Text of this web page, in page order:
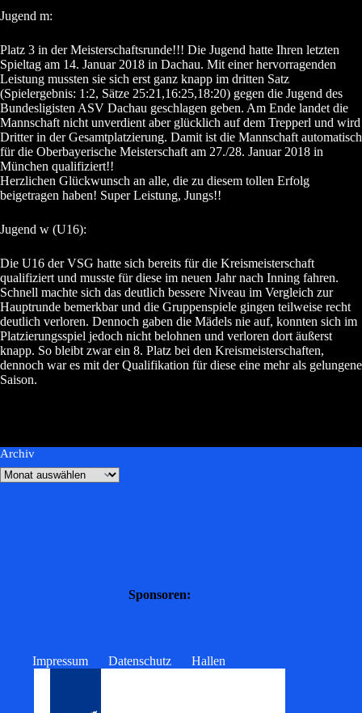
Jugend m:
Platz 3 in der Meisterschaftsrunde!!! Die Jugend hatte Ihren letzten
Spieltag am 14. Januar 2018 in Dachau. Mit einer hervorragenden
Leistung mussten sie sich erst ganz knapp im dritten Satz
(Spielergebnis: 1:2, Sätze 25:21,16:25,18:20) gegen die Jugend des
Bundesligisten ASV Dachau geschlagen geben. Am Ende landet die
Mannschaft nicht unverdient aber glücklich auf dem Trepperl und wird
Dritter in der Gesamtplatzierung. Damit ist die Mannschaft automatisch
für die Oberbayerische Meisterschaft am 27./28. Januar 2018 in
München qualifiziert!!
Herzlichen Glückwunsch an alle, die zu diesem tollen Erfolg
beigetragen haben! Super Leistung, Jungs!!
Jugend w (U16):
Die U16 der VSG hatte sich bereits für die Kreismeisterschaft
qualifiziert und musste für diese im neuen Jahr nach Inning fahren.
Schnell machte sich das deutlich bessere Niveau im Vergleich zur
Hauptrunde bemerkbar und die Gruppenspiele gingen teilweise recht
deutlich verloren. Dennoch gaben die Mädels nie auf, konnten sich im
Platzierungsspiel jedoch nicht belohnen und verloren dort äußerst
knapp. So bleibt zwar ein 8. Platz bei den Kreismeisterschaften,
dennoch war es mit der Qualifikation für diese eine mehr als gelungene
Saison.
Archiv
Sponsoren:
Impressum Datenschutz Hallen